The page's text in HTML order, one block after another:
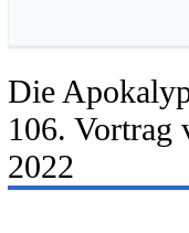
Die
106. Vortrag
2022